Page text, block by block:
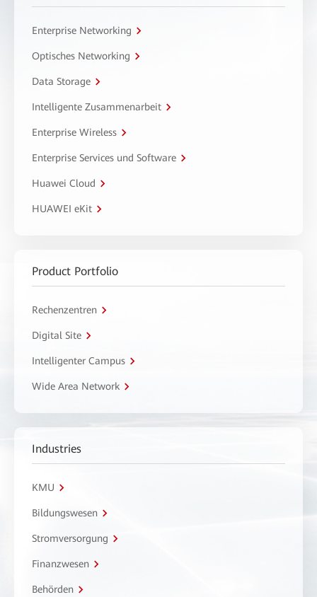
Enterprise Networking
Optisches Networking
Data Storage
Intelligente Zusammenarbeit
Enterprise Wireless
Enterprise Services und Software
Huawei Cloud
HUAWEI eKit
Product Portfolio
Rechenzentren
Digital Site
Intelligenter Campus
Wide Area Network
Industries
KMU
Bildungswesen
Stromversorgung
Finanzwesen
Behörden